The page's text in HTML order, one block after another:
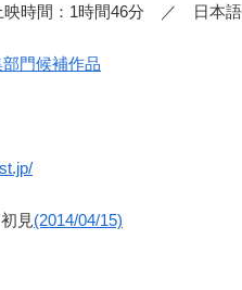
時間：1時間46分 ／ 日本語
門候補作品
見(2014/04/15)